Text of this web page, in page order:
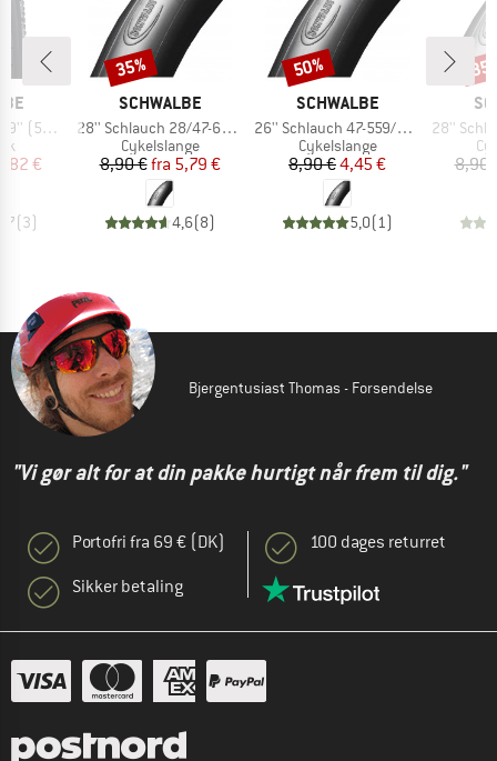
FB TLE
pris
€
(3)
MÆRKE
SCHWALBE
Artikel
28'' Schlauch 28/47-622/635 SV 17
Produktgruppe
Cykelslange
Pris
8,90 € Nedsat pris
fra 5,79 €
4,6(8)
Rabat
35%
MÆRKE
SCHWALBE
Artikel
26'' Schlauch 47-559/32-597 AV 12
Produktgruppe
Cykelslange
Pris
8,90 €Nedsat pris
4,45 €
5,0( 1)
Rabat
50%
Artikel
28'' Schlauch 18/
8,90
Bjergentusiast Thomas - Forsendelse
"Vi gør alt for at din pakke hurtigt når frem til dig."
Portofri fra 69 € (DK)
Sikker betaling
100 dages returret